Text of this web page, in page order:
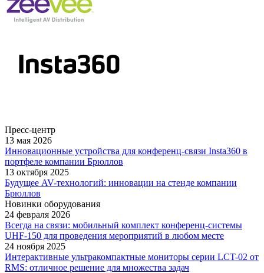
Пресс-центр
13 мая 2026
Инновационные устройства для конференц-связи Insta360 в
портфеле компании Брюллов
13 октября 2025
Будущее AV-технологий: инновации на стенде компании
Брюллов
Новинки оборудования
24 февраля 2026
Всегда на связи: мобильный комплект конференц-системы
UHF-150 для проведения мероприятий в любом месте
24 ноября 2025
Интерактивные ультракомпактные мониторы серии LCT-02 от
RMS: отличное решение для множества задач